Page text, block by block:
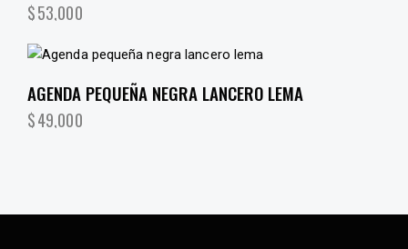
$53,000
AGENDA PEQUEÑA NEGRA LANCERO LEMA
$49,000